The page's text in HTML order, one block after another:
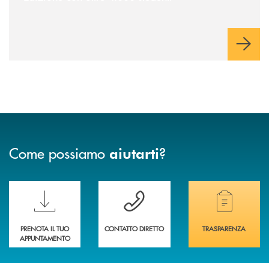
Come possiamo aiutarti?
Scopri le funzionalità della nuova PRENOTA BANCA
PRENOTA IL TUO
APPUNTAMENTO
Hai bisogno di assistenza immediata?
CONTATTO DIRETTO
Hai bisogno di
TRASPARENZA